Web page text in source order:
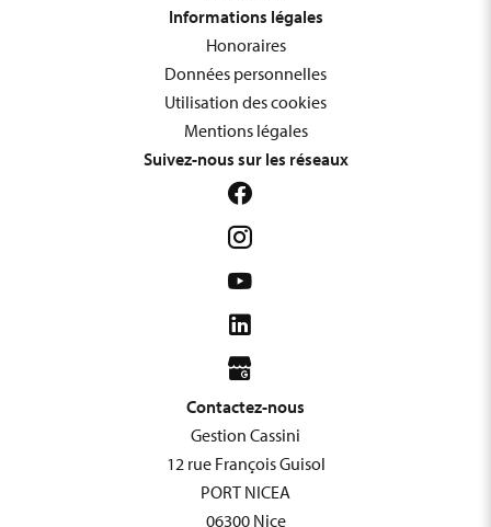
Informations légales
Honoraires
Données personnelles
Utilisation des cookies
Mentions légales
Suivez-nous sur les réseaux
Contactez-nous
Gestion Cassini
12 rue François Guisol
PORT NICEA
06300Nice